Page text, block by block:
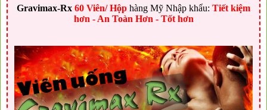
Gravimax-Rx 60 Viên/ Hộp hàng Mỹ Nhập khẩu: Tiết kiệm
hơn - An Toàn Hơn - Tốt hơn